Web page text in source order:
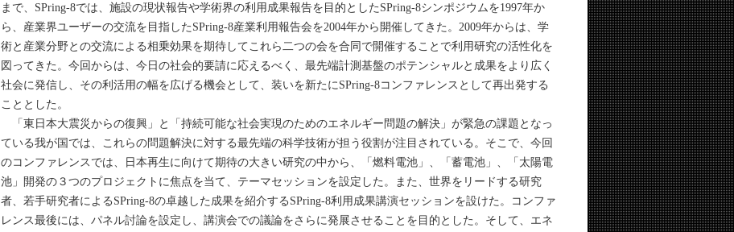
まで、SPring-8では、施設の現状報告や学術界の利用成果報告を目的としたSPring-8シンポジウムを1997年か
ら、産業界ユーザーの交流を目指したSPring-8産業利用報告会を2004年から開催してきた。2009年からは、学
術と産業分野との交流による相乗効果を期待してこれら二つの会を合同で開催することで利用研究の活性化を
図ってきた。今回からは、今日の社会的要請に応えるべく、最先端計測基盤のポテンシャルと成果をより広く
社会に発信し、その利活用の幅を広げる機会として、装いを新たにSPring-8コンファレンスとして再出発する
こととした。
「東日本大震災からの復興」と「持続可能な社会実現のためのエネルギー問題の解決」が緊急の課題となっ
ている我が国では、これらの問題解決に対する最先端の科学技術が担う役割が注目されている。そこで、今回
のコンファレンスでは、日本再生に向けて期待の大きい研究の中から、「燃料電池」、「蓄電池」、「太陽電
池」開発の３つのプロジェクトに焦点を当て、テーマセッションを設定した。また、世界をリードする研究
者、若手研究者によるSPring-8の卓越した成果を紹介するSPring-8利用成果講演セッションを設けた。コンファ
レンス最後には、パネル討論を設定し、講演会での議論をさらに発展させることを目的とした。そして、エネ